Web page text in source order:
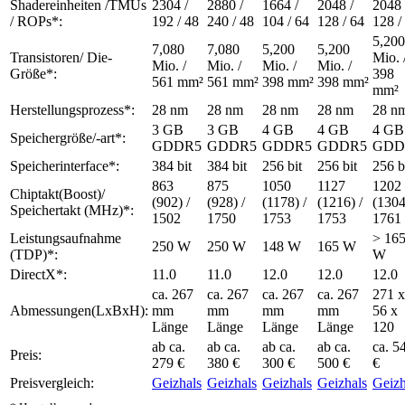
Shadereinheiten /TMUs
/ ROPs*:
2304 /
192 / 48
2880 /
240 / 48
1664 /
104 / 64
2048 /
128 / 64
2048
128 /
Transistoren/ Die-
Größe*:
7,080
Mio. /
561 mm²
7,080
Mio. /
561 mm²
5,200
Mio. /
398 mm²
5,200
Mio. /
398 mm²
5,200
Mio.
398
mm²
Herstellungsprozess*:
28 nm 28 nm 28 nm 28 nm
28
Speichergröße/-art*:
3 GB
GDDR5
3 GB
GDDR5
4 GB
GDDR5
4 GB
GDDR5
4 GB
Speicherinterface*:
384 bit 384 bit 256 bit 256 bit
256
Chiptakt(Boost)/
Speichertakt (MHz)*:
863
(902) /
1502
875
(928) /
1750
1050
(1178) /
1753
1127
(1216) /
1753
1202
1761
Leistungsaufnahme
(TDP)*:
250 W 250 W 148 W 165 W
> 165
W
DirectX*:
11.0 11.0 12.0 12.0 12.0
Abmessungen(LxBxH):
ca. 267
mm
Länge
ca. 267
mm
Länge
ca. 267
mm
Länge
ca. 267
mm
Länge
271 x
56 x
120
Preis:
ab ca.
279 €
ab ca.
380 €
ab ca.
300 €
ab ca.
500 €
ca.
€
Preisvergleich:
Geizhals Geizhals Geizhals Geizhals